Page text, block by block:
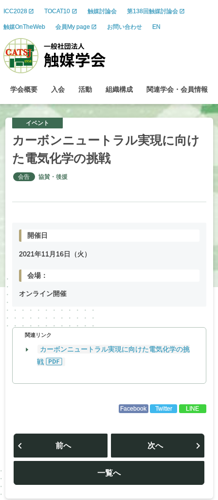
ICC2028 TOCAT10 触媒討論会 第138回触媒討論会
触媒OnTheWeb 会員My page お問い合わせ EN
学会概要 入会 活動 組織構成 関連学会 ・ 会員情報
イベント
カーボンニュートラル実現に向け
た電気化学の挑戦
会告 協賛・後援
開催日
2021年11 月 16日（火）
会場：
オンライン開催
関連リンク
カーボンニュートラル実現に向けた電気化学の挑
戦
Facebook Twitter LINE
投
ビ
ー
シ
ョ
前へ
一覧へ
次へ